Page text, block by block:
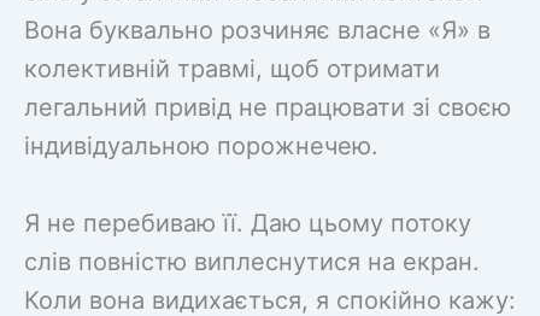
Вона буквально розчиняє власне «Я» в
колективній травмі, щоб отримати
легальний привід не працювати зі своєю
індивідуальною порожнечею.
Я не перебиваю її. Даю цьому потоку
слів повністю виплеснутися на екран.
Коли вона видихається, я спокійно кажу: